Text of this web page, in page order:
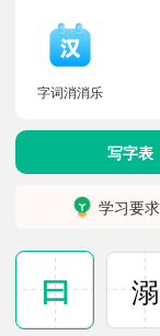
字词消消乐
写字表
学习要
曰 溺